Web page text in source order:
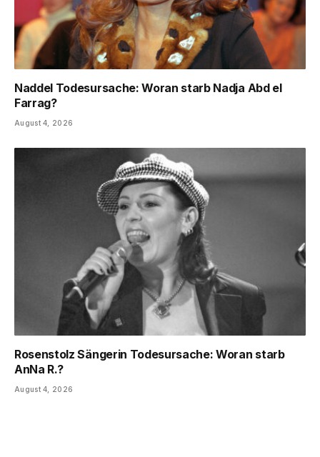
Naddel Todesursache: Woran starb Nadja Abd el
Farrag?
August 4, 2026
Rosenstolz Sängerin Todesursache: Woran starb
AnNa R.?
August 4, 2026